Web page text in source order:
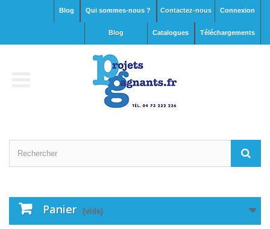
Connexion
Contactez-nous
Qui sommes-nous ?
Blog
Téléchargements
Catalogues
blog
Panier (vide)